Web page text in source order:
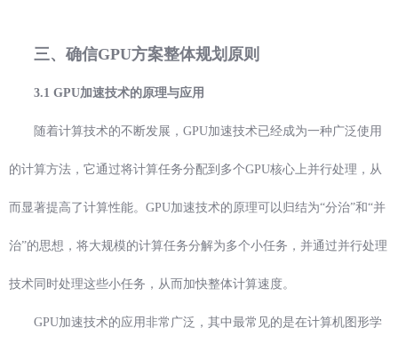
三、确信GPU方案整体规划原则
3.1 GPU加速技术的原理与应用
随着计算技术的不断发展，GPU加速技术已经成为一种广泛使用
的计算方法，它通过将计算任务分配到多个GPU核心上并行处理，从
而显著提高了计算性能。GPU加速技术的原理可以归结为“分治”和“并
治”的思想，将大规模的计算任务分解为多个小任务，并通过并行处理
技术同时处理这些小任务，从而加快整体计算速度。
GPU加速技术的应用非常广泛，其中最常见的是在计算机图形学